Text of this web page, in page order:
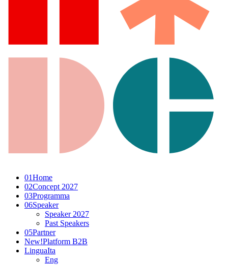
01Home
02Concept 2027
03Programma
06Speaker
Speaker 2027
Past Speakers
05Partner
New!Platform B2B
LinguaIta
Eng